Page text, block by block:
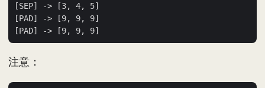
[SEP] -> [3, 4, 5]
[PAD] -> [9, 9, 9]
注意：